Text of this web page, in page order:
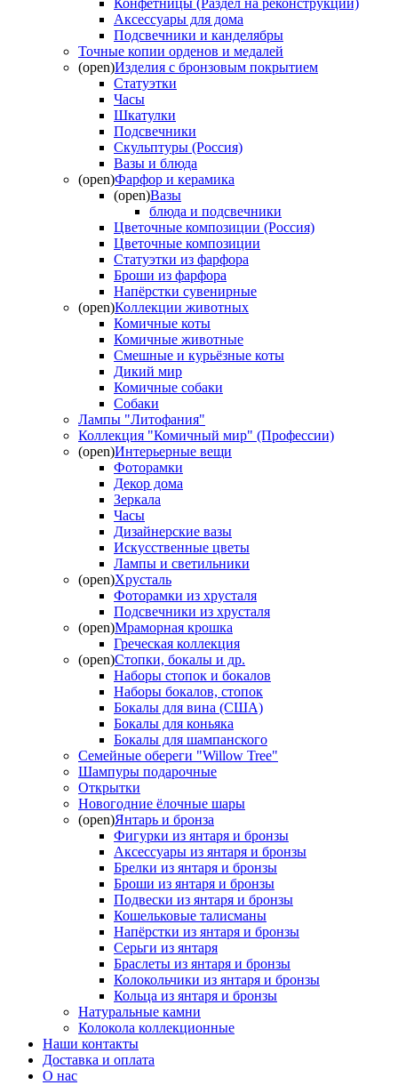
Конфетницы (Раздел на реконструкции)
Аксессуары для дома
Подсвечники и канделябры
Точные копии орденов и медалей
(open)Изделия с бронзовым покрытием
Статуэтки
Часы
Шкатулки
Подсвечники
Скульптуры (Россия)
Вазы и блюда
(open)Фарфор и керамика
(open)Вазы
блюда и подсвечники
Цветочные композиции (Россия)
Цветочные композиции
Статуэтки из фарфора
Броши из фарфора
Напёрстки сувенирные
(open)Коллекции животных
Комичные коты
Комичные животные
Смешные и курьёзные коты
Дикий мир
Комичные собаки
Собаки
Лампы "Литофания"
Коллекция "Комичный мир" (Профессии)
(open)Интерьерные вещи
Фоторамки
Декор дома
Зеркала
Часы
Дизайнерские вазы
Искусственные цветы
Лампы и светильники
(open)Хрусталь
Фоторамки из хрусталя
Подсвечники из хрусталя
(open)Мраморная крошка
Греческая коллекция
(open)Стопки, бокалы и др.
Наборы стопок и бокалов
Наборы бокалов, стопок
Бокалы для вина (США)
Бокалы для коньяка
Бокалы для шампанского
Семейные обереги "Willow Tree"
Шампуры подарочные
Открытки
Новогодние ёлочные шары
(open)Янтарь и бронза
Фигурки из янтаря и бронзы
Аксессуары из янтаря и бронзы
Брелки из янтаря и бронзы
Броши из янтаря и бронзы
Подвески из янтаря и бронзы
Кошельковые талисманы
Напёрстки из янтаря и бронзы
Серьги из янтаря
Браслеты из янтаря и бронзы
Колокольчики из янтаря и бронзы
Кольца из янтаря и бронзы
Натуральные камни
Колокола коллекционные
Наши контакты
Доставка и оплата
О нас